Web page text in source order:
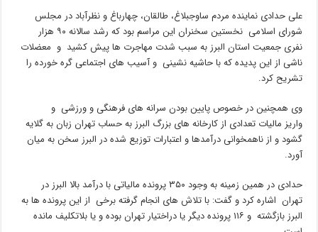
علی حدادی نماینده مردم ساوجبلاغ، طالقان، چهارباغ و نظرآباد در مجلس
شورای اسلامی نخستین سخنران این مراسم بود که رشد سالانه ۹۰ هزار
نفری جمعیت استان البرز به سبب شدت مهاجرت ها پیش کشید و معضلات
ناشی از این پدیده که با حاشیه نشینی و آسیب های اجتماعی گره خورده را
تشریح کرد.
وی همچنین در خصوص پایین بودن سرانه های فرهنگی و ورزشی و
واریز مالیات تعدادی از کارخانه های بزرگ البرز به حساب تهران زبان به گلایه
گشود و از ناهمخوانی درآمدها و اعتبارات توزیع شده در البرز سخن به میان
آورد.
حدادی در همین زمینه به وجود ۳۵۰ پرونده مالیاتی با درآمد بالا البرز در
تهران اشاره کرد و گفت: با تلاش های انجام گرفته برخی از این پرونده ها به
البرز بازگشته و ۱۱۶ پرونده دیگر یا دراختیار تهران بوده و یا بلاتکلیف مانده